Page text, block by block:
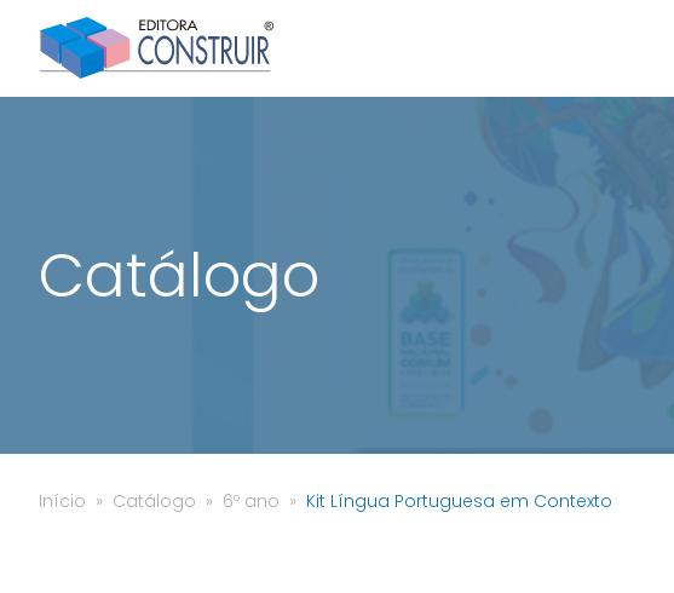
Catálogo
Início Catálogo 6º ano Kit Língua Portuguesa em Contexto